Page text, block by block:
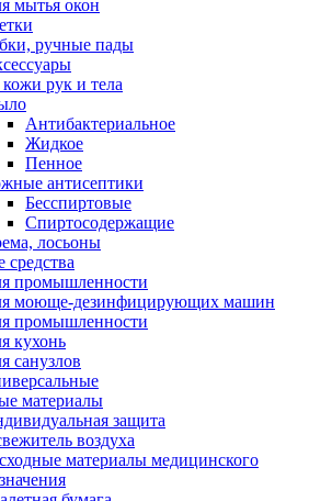
мытья окон
ручные пады
рук и тела
Антибактериальное
Жидкое
Пенное
антисептики
Бесспиртовые
Cпиртосодержащие
лосьоны
промышленности
моюще-дезинфицирующих машин
промышленности
кухонь
санузлов
материалы
защита
воздуха
материалы медицинского